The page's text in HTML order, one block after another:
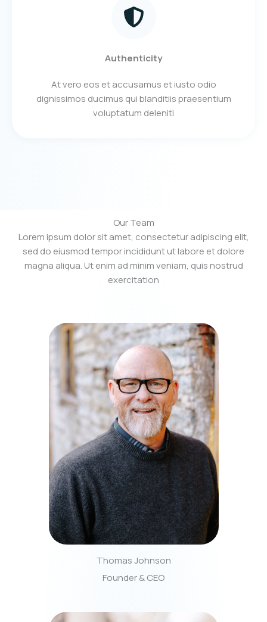
Authenticity
At vero eos et accusamus et iusto odio
dignissimos ducimus qui blanditiis praesentium
voluptatum deleniti
Our Team
Lorem ipsum dolor sit amet, consectetur adipiscing elit,
sed do eiusmod tempor incididunt ut labore et dolore
magna aliqua. Ut enim ad minim veniam, quis nostrud
exercitation
Thomas Johnson
Founder & CEO